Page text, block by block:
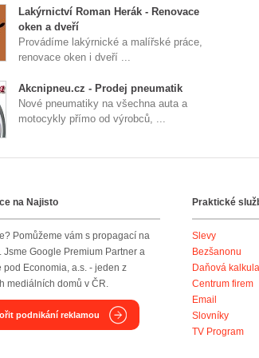
Lakýrnictví Roman Herák - Renovace
oken a dveří
Provádíme lakýrnické a malířské práce,
renovace oken i dveří ...
Akcnipneu.cz - Prodej pneumatik
Nové pneumatiky na všechna auta a
motocykly přímo od výrobců, ...
na Najisto
Pomůžeme vám s propagací na
Jsme Google Premium Partner a
pod Economia, a.s. - jeden z
mediálních domů v ČR.
podnikání reklamou
Praktické
Slevy
Bezšanonu
Daňová
Centrum firem
Email
Slovníky
TV Program